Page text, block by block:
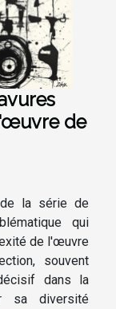
de
de la série de
qui
de l'œuvre
souvent
dans la
sa diversité